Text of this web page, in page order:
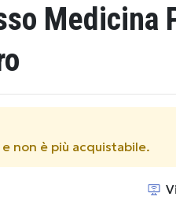
Medicina
non è più acquistabile.